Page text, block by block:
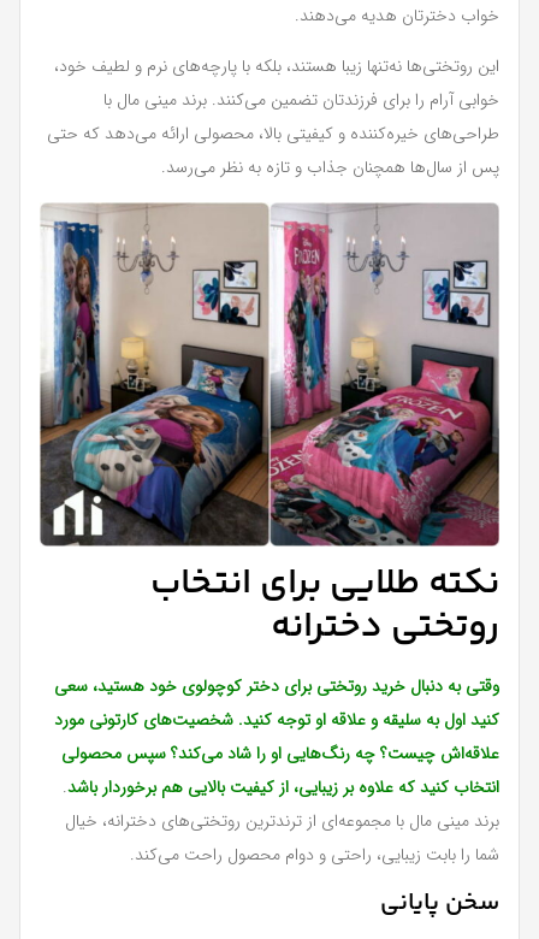
خواب دخترتان هدیه می‌دهند.
این روتختی‌ها نه‌تنها زیبا هستند، بلکه با پارچه‌های نرم و لطیف خود،
خوابی آرام را برای فرزندتان تضمین می‌کنند. برند مینی‌ مال با
طراحی‌های خیره‌کننده و کیفیتی بالا، محصولی ارائه می‌دهد که حتی
پس از سال‌ها همچنان جذاب و تازه به نظر می‌رسد.
نکته طلایی برای انتخاب
روتختی دخترانه
وقتی به دنبال خرید روتختی برای دختر کوچولوی خود هستید، سعی
کنید اول به سلیقه و علاقه او توجه کنید. شخصیت‌های کارتونی مورد
علاقه‌اش چیست؟ چه رنگ‌هایی او را شاد می‌کند؟ سپس محصولی
انتخاب کنید که علاوه بر زیبایی، از کیفیت بالایی هم برخوردار باشد.
برند مینی‌ مال با مجموعه‌ای از ترندترین روتختی‌های دخترانه، خیال
شما را بابت زیبایی، راحتی و دوام محصول راحت می‌کند.
سخن پایانی